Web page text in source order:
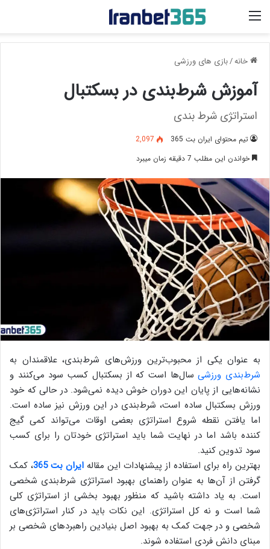
منو
خانه/بازی های ورزشی
آموزش شرط‌بندی در بسکتبال
استراتژی شرط بندی
تیم محتوای ایران بت 365
2,097
خواندن این مطلب 7 دقیقه زمان میبرد
به عنوان یکی از محبوب‌ترین ورزش‌های شرط‌بندی، علاقمندان به
شرط‌بندی ورزشیسال‌ها است که از بسکتبال کسب سود می‌کنند و
نشانه‌هایی از پایان این دوران خوش دیده نمی‌شود. در حالی که خود
ورزش بسکتبال ساده است، شرط‌بندی در این ورزش نیز ساده است.
اما یافتن نقطه شروع استراتژی بعضی اوقات می‌تواند کمی‌ گیج
کننده باشد اما در نهایت شما باید استراتژی خودتان را برای کسب
سود تدوین کنید.
بهترین راه برای استفاده از پیشنهادات این مقاله ایران بت 365
، کمک
گرفتن از آن‌ها به عنوان راهنمای بهبود استراتژی شرط‌بندی شخصی
است. به یاد داشته باشید که منظور بهبود بخشی از استراتژی کلی
شما است و نه کل استراتژی. این نکات باید در کنار استراتژی‌های
شخصی و در جهت کمک به بهبود اصل بنیادین راهبردهای شخصی بر
مبنای دانش فردی استفاده شوند.